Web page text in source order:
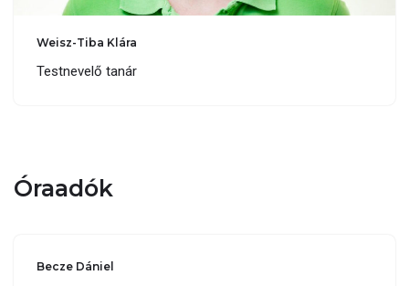
Weisz-Tiba Klára
Testnevelő tanár
Óraadók
Becze Dániel